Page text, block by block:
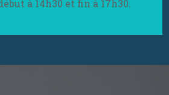
à 14h30 et fin à 17h30.